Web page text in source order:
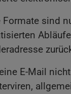
Formate sind
E-Mail